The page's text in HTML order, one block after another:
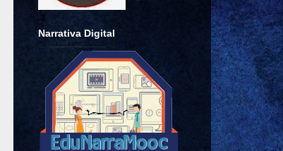
Narrativa Digital